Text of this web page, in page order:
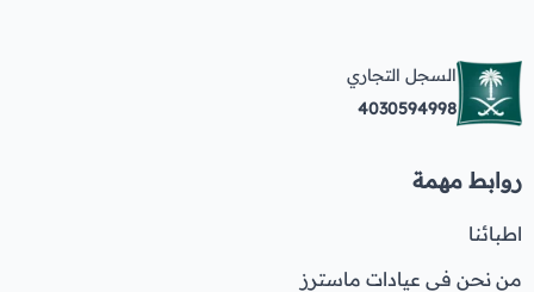
السجل التجاري
4030594998
روابط مهمة
اطبائنا
من نحن في عيادات ماسترز